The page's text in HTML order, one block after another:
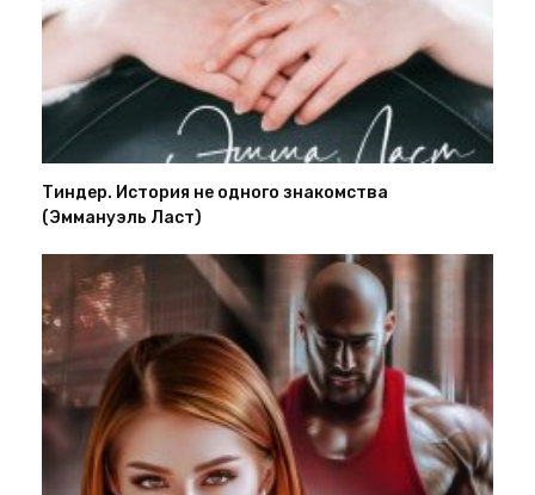
Тиндер. История не одного знакомства
(Эммануэль Ласт)